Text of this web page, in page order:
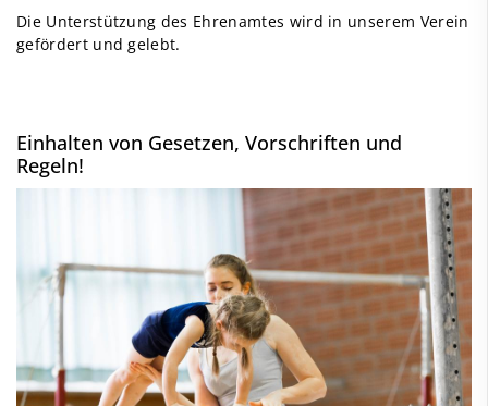
Die Unterstützung des Ehrenamtes wird in unserem Verein
gefördert und gelebt.
Einhalten von Gesetzen, Vorschriften und
Regeln!